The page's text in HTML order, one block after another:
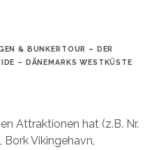
& BUNKERTOUR – DER
– DÄNEMARKS WESTKÜSTE
Attraktionen hat (z.B. Nr.
Bork Vikingehavn,